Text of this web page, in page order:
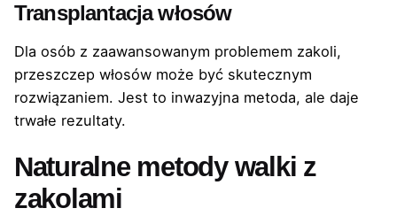
Transplantacja włosów
Dla osób z zaawansowanym problemem zakoli,
przeszczep włosów może być skutecznym
rozwiązaniem. Jest to inwazyjna metoda, ale daje
trwałe rezultaty.
Naturalne metody walki z
zakolami